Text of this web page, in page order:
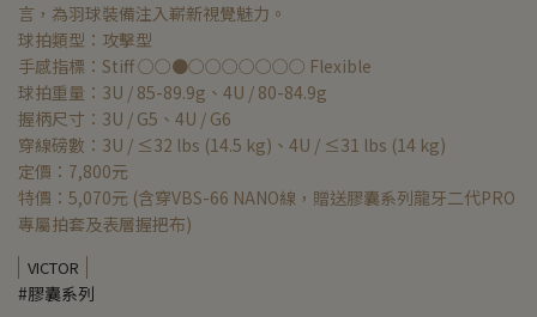
言，為羽球裝備注入嶄新視覺魅力。
球拍類型：攻擊型
手感指標：Stiff ○○●○○○○○○○ Flexible
球拍重量：3U / 85-89.9g、4U / 80-84.9g
握柄尺寸：3U / G5、4U / G6
穿線磅數：3U / ≤32 lbs (14.5 kg)、4U / ≤31 lbs (14 kg)
定價：7,800元
特價：5,070元 (含穿VBS-66 NANO線，贈送膠囊系列龍牙二代PRO
專屬拍套及表層握把布)
VICTOR
#膠囊系列